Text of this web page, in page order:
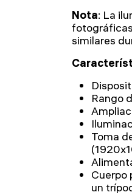
Nota: La
similares
Rango
Toma
Cuerpo
un